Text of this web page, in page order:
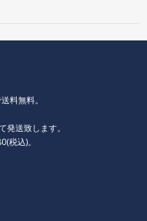
料無料。
送致します。
税込)。